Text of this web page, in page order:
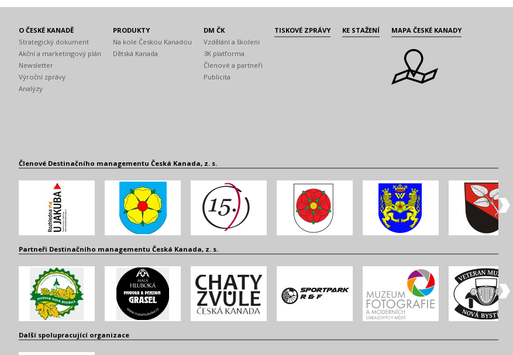
O ČESKÉ KANADĚ
Strategický dokument
Akční a marketingový plán
Newsletter
Výroční zprávy
Analýzy
PRODUKTY
Na kole Českou Kanadou
Dětská Kanada
DM ČK
Vzdělání a školení
3K platforma
Členové a partneři
Publicita
TISKOVÉ ZPRÁVY KE STAŽENÍ MAPA ČESKÉ KANADY
Členové Destinačního managementu Česká Kanada, z. s.
Partneři Destinačního managementu Česká Kanada, z. s.
Další spolupracující organizace